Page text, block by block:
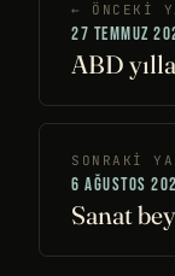
← ÖNCEKI
27 TEMMUZ
ABD
SONRAKI
6 AĞUSTOS
Sanat